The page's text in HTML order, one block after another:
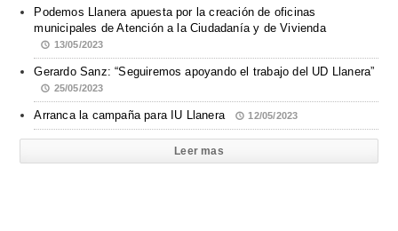
Podemos Llanera apuesta por la creación de oficinas
municipales de Atención a la Ciudadanía y de Vivienda
13/05/2023
Gerardo Sanz: “Seguiremos apoyando el trabajo del UD Llanera”
25/05/2023
Arranca la campaña para IU Llanera 12/05/2023
Leer mas